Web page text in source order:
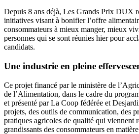
Depuis 8 ans déjà, Les Grands Prix DUX
initiatives visant à bonifier l’offre
consommateurs à mieux manger, mieux
personnes qui se sont réunies hier pour
candidats.
Une industrie en pleine
Ce projet financé par le ministère de
de l’Alimentation, dans le cadre du
et présenté par La Coop fédérée et
projets, des outils de communication, des
pratiques agricoles de qualité qui viennent
grandissants des consommateurs en